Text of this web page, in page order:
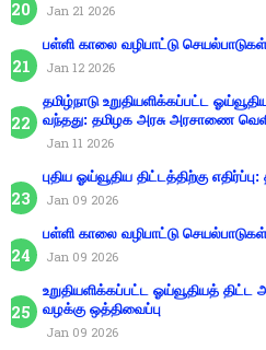
Jan 21 2026
பள்ளி காலை வழிபாட்டு
Jan 12 2026
தமிழ்நாடு உறுதியளிக்கப்பட்ட
வந்தது: தமிழக அரசு அரசாணை
Jan 11 2026
புதிய ஓய்வூதிய திட்டத்திற்கு
Jan 09 2026
பள்ளி காலை வழிபாட்டு
Jan 09 2026
உறுதியளிக்கப்பட்ட ஓய்வூதியத்
வழக்கு ஒத்திவைப்பு
Jan 09 2026